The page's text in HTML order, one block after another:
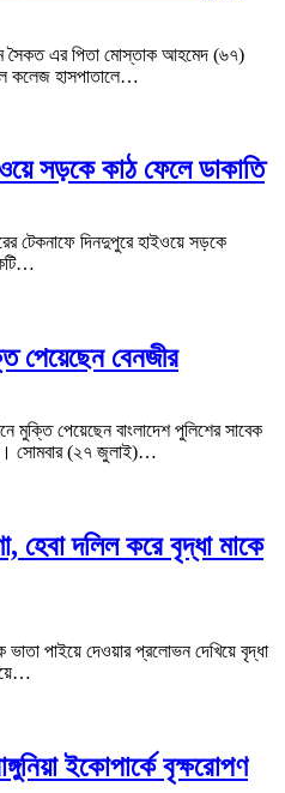
সৈকত এর পিতা মোস্তাক আহমেদ (৬৭)
কলেজ হাসপাতালে…
সড়কে কাঠ ফেলে ডাকাতি
টেকনাফে দিনদুপুরে হাইওয়ে সড়কে
পেয়েছেন বেনজীর
মুক্তি পেয়েছেন বাংলাদেশ পুলিশের সাবেক
সোমবার (২৭ জুলাই)…
হেবা দলিল করে বৃদ্ধা মাকে
ভাতা পাইয়ে দেওয়ার প্রলোভন দেখিয়ে বৃদ্ধা
ইকোপার্কে বৃক্ষরোপণ